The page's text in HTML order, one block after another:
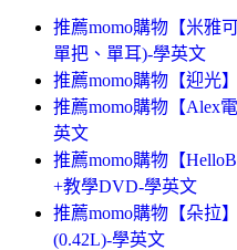
推薦momo購物【米雅
單把、單耳)-學英文
推薦momo購物【迎光
推薦momo購物【Alex
英文
推薦momo購物【
+教學DVD-學英文
推薦momo購物【朵拉
(0.42L)-學英文